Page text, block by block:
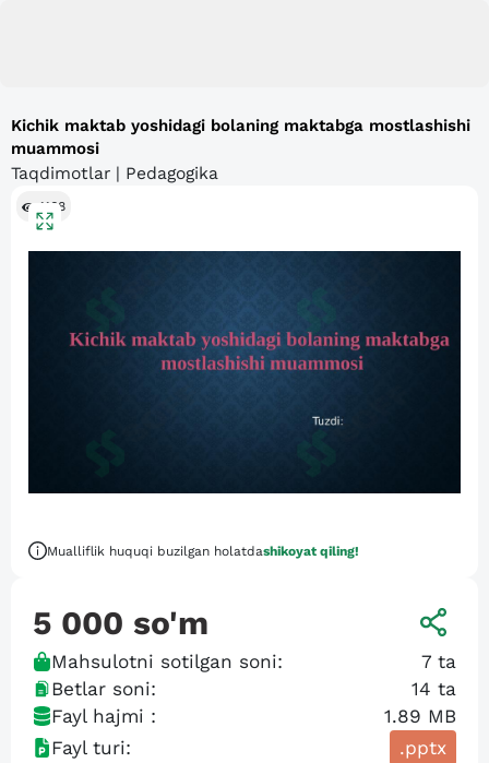
Kichik maktab yoshidagi bolaning maktabga mostlashishi
muammosi
Taqdimotlar | Pedagogika
1168
Mualliflik huquqi buzilgan holatdashikoyat qiling!
5 000 so'm
Mahsulotni sotilgan soni: 7 ta
Betlar soni:
14 ta
Fayl hajmi :
1.89 MB
Fayl turi:
.pptx